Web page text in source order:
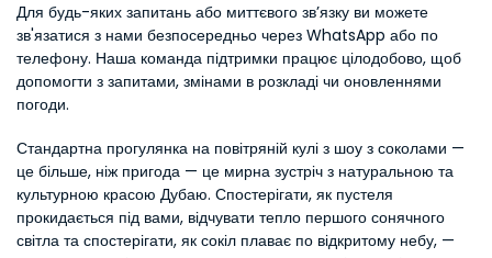
Для будь-яких запитань або миттєвого зв’язку ви можете
зв'язатися з нами безпосередньо через WhatsApp або по
телефону. Наша команда підтримки працює цілодобово, щоб
допомогти з запитами, змінами в розкладі чи оновленнями
погоди.
Стандартна прогулянка на повітряній кулі з шоу з соколами —
це більше, ніж пригода — це мирна зустріч з натуральною та
культурною красою Дубаю. Спостерігати, як пустеля
прокидається під вами, відчувати тепло першого сонячного
світла та спостерігати, як сокіл плаває по відкритому небу, —